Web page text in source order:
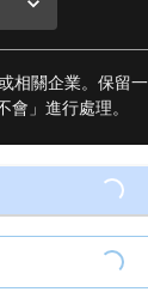
Loading...
相關企業。保留
會」進行處理。